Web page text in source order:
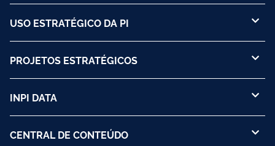
USO ESTRATÉGICO DA PI
PROJETOS ESTRATÉGICOS
INPI DATA
CENTRAL DE CONTEÚDO